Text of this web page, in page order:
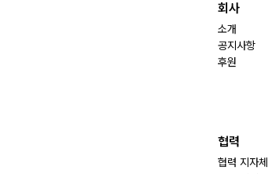
회사
소개
공지사항
후원
협력
협력 지자체